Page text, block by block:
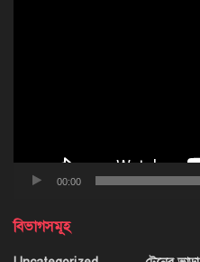
00:00
বিভাগসমূহ